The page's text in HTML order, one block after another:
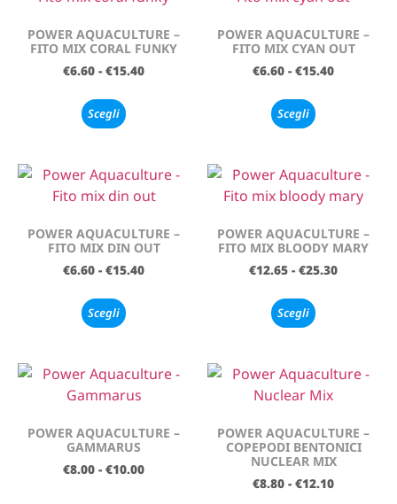
POWER AQUACULTURE –
FITO MIX CORAL FUNKY
€6.60 - €15.40
Scegli
POWER AQUACULTURE –
FITO MIX CYAN OUT
€6.60 - €15.40
Scegli
POWER AQUACULTURE –
FITO MIX DIN OUT
€6.60 - €15.40
Scegli
POWER AQUACULTURE –
FITO MIX BLOODY MARY
€12.65 - €25.30
Scegli
POWER AQUACULTURE –
GAMMARUS
€8.00 - €10.00
POWER AQUACULTURE –
COPEPODI BENTONICI
NUCLEAR MIX
€8.80 - €12.10